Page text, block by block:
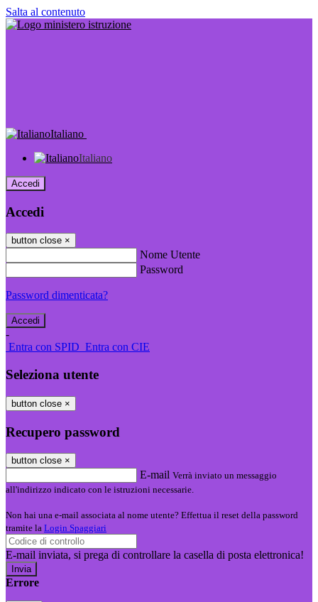
Salta al contenuto
Italiano
Italiano
Accedi
Accedi
button close ×
Nome Utente
Password
Password dimenticata?
-
Entra con SPID Entra con CIE
Seleziona utente
button close ×
Recupero password
button close ×
E-mail Verrà inviato un messaggio
all'indirizzo indicato con le istruzioni necessarie.
Non hai una e-mail associata al nome utente? Effettua il reset della password
tramite la Login Spaggiari
E-mail inviata, si prega di controllare la casella di posta elettronica!
Errore